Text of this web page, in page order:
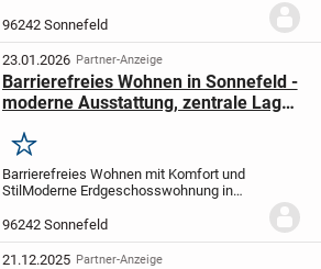
155 m² Wohnfläche auf zwei
Vollgeschossen. Das Haus überzeugt
durch seinen...
96242 Sonnefeld
23.01.2026 Partner-Anzeige
Barrierefreies Wohnen in Sonnefeld -
moderne Ausstattung, zentrale Lage,
Merken
Barrierefreies Wohnen mit Komfort und
Stil Moderne Erdgeschosswohnung in
& UmgebungWillkommen in Sonnefeld -
einer charmanten Marktgemeinde, die
ländliche...
96242 Sonnefeld
21.12.2025 Partner-Anzeige